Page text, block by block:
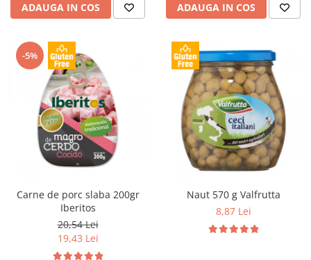
ADAUGA IN COS ADAUGA IN COS
-5%
Carne de porc slaba 200gr
Iberitos
20,54 Lei
19,43 Lei
Naut 570 g Valfrutta
8,87 Lei